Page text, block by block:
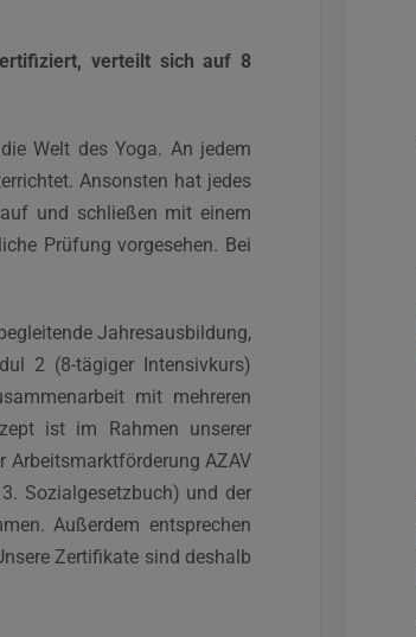
verteilt sich auf 8
Welt des Yoga. An jedem
Ansonsten hat jedes
und schließen mit einem
Prüfung vorgesehen. Bei
Jahresausbildung,
2 (8-tägiger Intensivkurs)
mit mehreren
ist im Rahmen unserer
Arbeitsmarktförderung AZAV
Sozialgesetzbuch) und der
Außerdem entsprechen
Zertifikate sind deshalb